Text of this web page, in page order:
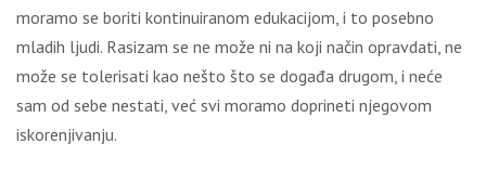
moramo se boriti kontinuiranom edukacijom, i to posebno
mladih ljudi. Rasizam se ne može ni na koji način opravdati, ne
može se tolerisati kao nešto što se događa drugom, i neće
sam od sebe nestati, već svi moramo doprineti njegovom
iskorenjivanju.